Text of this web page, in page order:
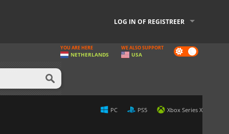
LOG IN OF REGISTREER
Dark
mode
YOU ARE HERE
NETHERLANDS
WE ALSO SUPPORT
USA
PC PS5 Xbox Series X